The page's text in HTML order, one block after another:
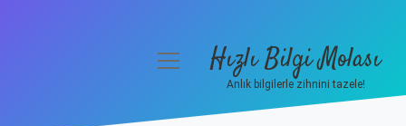
menüyüHızlı Bilgi Molası
Anlık bilgilerle zihnini tazele!